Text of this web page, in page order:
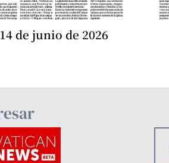
14 de junio de 2026